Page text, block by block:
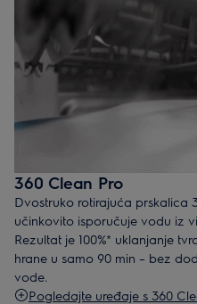
Otkrijte perilice posuđa s
Otkrijte perilice posuđa s
360 Clean Pro
Dvostruko rotirajuća prskalica
učinkovito isporučuje vodu iz
Rezultat je 100%* uklanjanje
hrane u samo 90 min – bez
vode.
Pogledajte uređaje s 360